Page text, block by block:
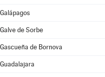
Galápagos
Galve de Sorbe
Gascueña de Bornova
Guadalajara